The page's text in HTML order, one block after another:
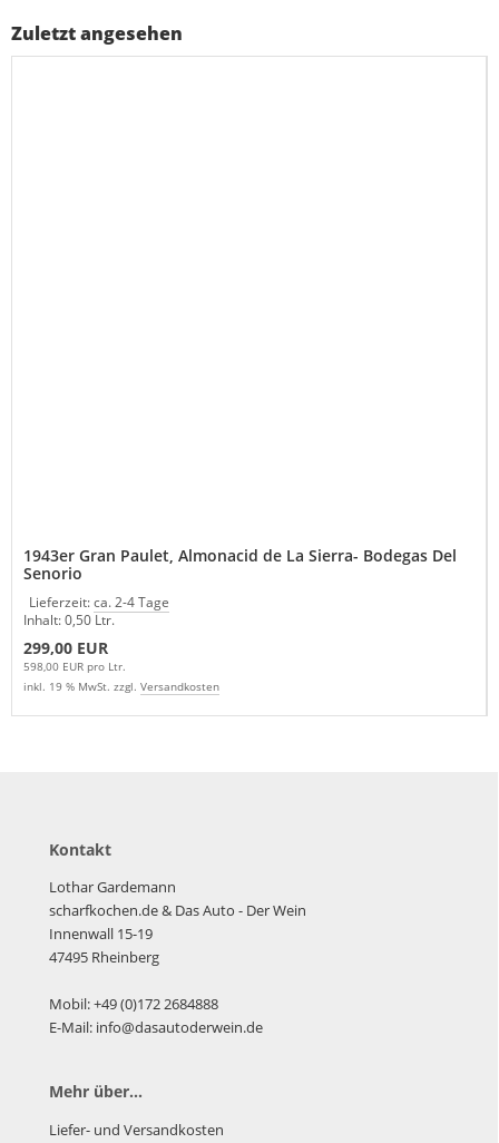
Zuletzt angesehen
1943er Gran Paulet, Almonacid de La Sierra- Bodegas Del
Senorio
Lieferzeit:ca. 2-4 Tage
Inhalt: 0,50 Ltr.
299,00 EUR
598,00 EUR pro Ltr.
inkl. 19 % MwSt. zzgl. Versandkosten
Kontakt
Lothar Gardemann
scharfkochen.de& Das Auto - Der Wein
Innenwall 15-19
47495 Rheinberg
Mobil: +49 (0)172 2684888
E-Mail: info@dasautoderwein.de
Mehr über...
Liefer- und Versandkosten